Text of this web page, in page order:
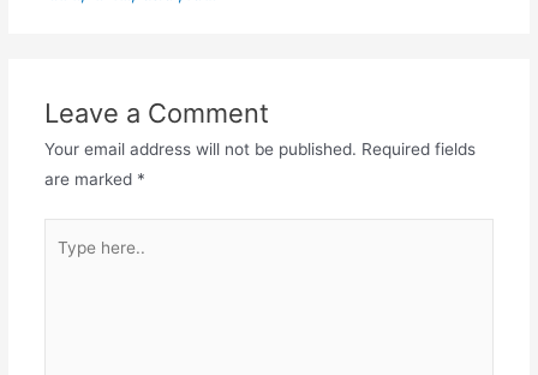
Leave a Comment
Your email address will not be published. Required fields
are marked *
here..